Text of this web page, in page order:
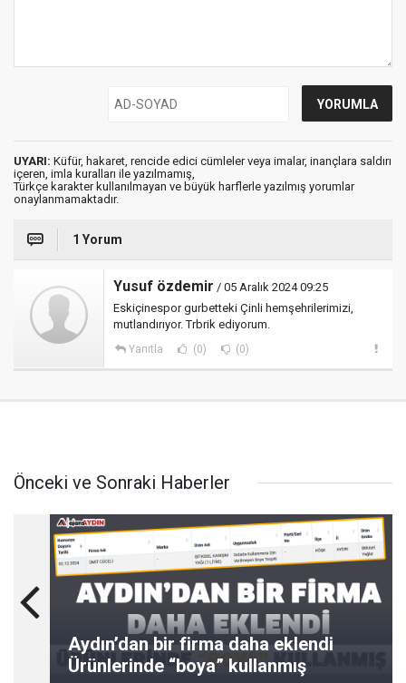
UYARI: Küfür, hakaret, rencide edici cümleler veya imalar, inançlara saldırı
içeren, imla kuralları ile yazılmamış,
Türkçe karakter kullanılmayan ve büyük harflerle yazılmış yorumlar
onaylanmamaktadır.
1 Yorum
Yusuf özdemir / 05 Aralık 2024 09:25
Eskiçinespor gurbetteki Çinli hemşehrilerimizi,
mutlandırıyor. Trbrik ediyorum.
Yanıtla (0) (0)
Önceki ve Sonraki Haberler
Aydın’dan bir firma daha eklendi
Ürünlerinde “boya” kullanmış